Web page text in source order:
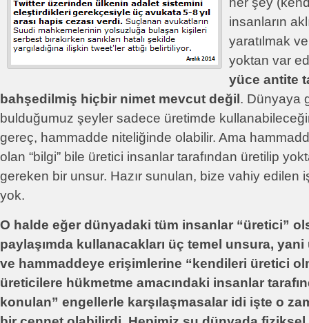
insanların
yaratılmak
yoktan var
yüce antite
bahşedilmiş hiçbir nimet mevcut değil . Dünyaya
bulduğumuz şeyler sadece üretimde
gereç, hammadde niteliğinde olabilir. Ama
olan “bilgi” bile üretici insanlar tarafından üretilip
gereken bir unsur. Hazır sunulan, bize vahiy edilen
yok.
O halde eğer dünyadaki tüm insanlar “üretici”
paylaşımda kullanacakları üç temel unsura, yani
ve hammaddeye erişimlerine “kendileri üretici
üreticilere hükmetme amacındaki insanlar
konulan” engellerle karşılaşmasalar idi işte o